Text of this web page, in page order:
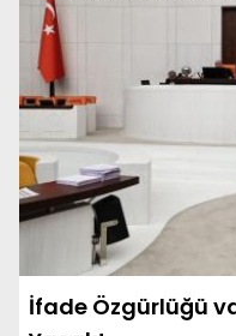
İfade Özgürlüğü